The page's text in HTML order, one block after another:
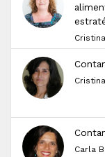
Carla